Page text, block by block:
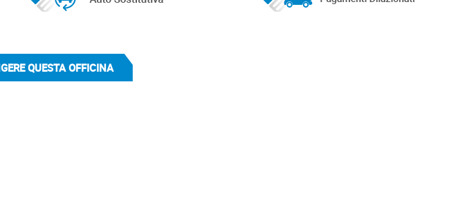
QUESTA OFFICINA